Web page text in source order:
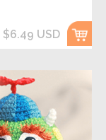
$6.49 USD